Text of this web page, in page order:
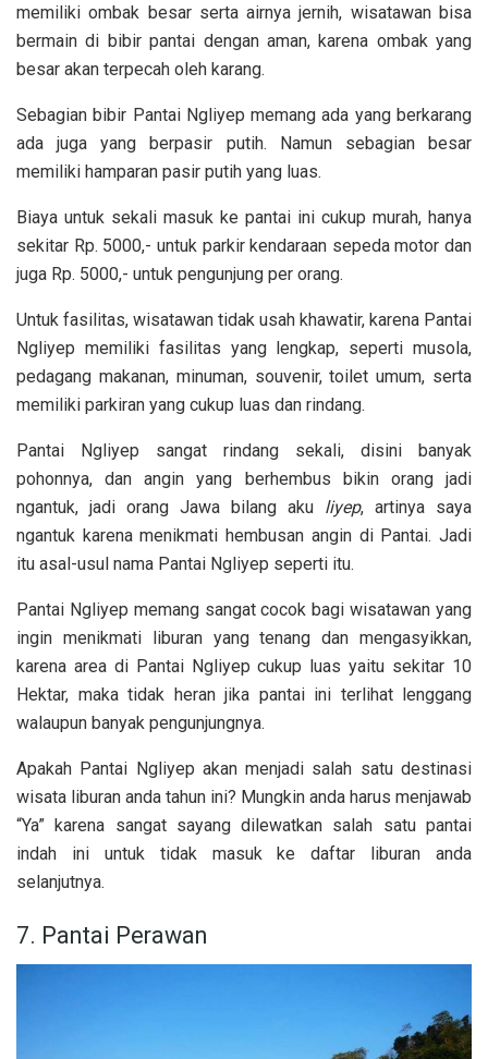
memiliki ombak besar serta airnya jernih, wisatawan bisa
bermain di bibir pantai dengan aman, karena ombak yang
besar akan terpecah oleh karang.
Sebagian bibir Pantai Ngliyep memang ada yang berkarang
ada juga yang berpasir putih. Namun sebagian besar
memiliki hamparan pasir putih yang luas.
Biaya untuk sekali masuk ke pantai ini cukup murah, hanya
sekitar Rp. 5000,- untuk parkir kendaraan sepeda motor dan
juga Rp. 5000,- untuk pengunjung per orang.
Untuk fasilitas, wisatawan tidak usah khawatir, karena Pantai
Ngliyep memiliki fasilitas yang lengkap, seperti musola,
pedagang makanan, minuman, souvenir, toilet umum, serta
memiliki parkiran yang cukup luas dan rindang.
Pantai Ngliyep sangat rindang sekali, disini banyak
pohonnya, dan angin yang berhembus bikin orang jadi
ngantuk, jadi orang Jawa bilang aku liyep, artinya saya
ngantuk karena menikmati hembusan angin di Pantai. Jadi
itu asal-usul nama Pantai Ngliyep seperti itu.
Pantai Ngliyep memang sangat cocok bagi wisatawan yang
ingin menikmati liburan yang tenang dan mengasyikkan,
karena area di Pantai Ngliyep cukup luas yaitu sekitar 10
Hektar, maka tidak heran jika pantai ini terlihat lenggang
walaupun banyak pengunjungnya.
Apakah Pantai Ngliyep akan menjadi salah satu destinasi
wisata liburan anda tahun ini? Mungkin anda harus menjawab
“Ya” karena sangat sayang dilewatkan salah satu pantai
indah ini untuk tidak masuk ke daftar liburan anda
selanjutnya.
7. Pantai Perawan